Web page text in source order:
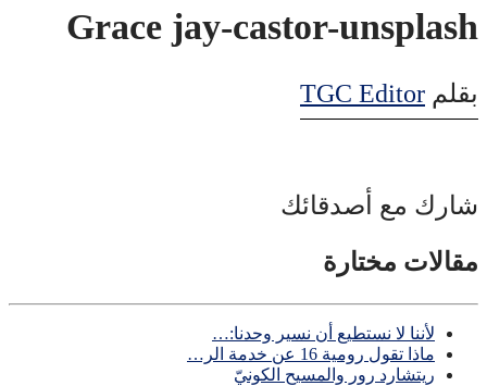
Grace jay-castor-unsplash
بقلم TGC Editor
شارك مع أصدقائك
مقالات مختارة
لأننا لا نستطيع أن نسير وحدنا:…
ماذا تقول رومية 16 عن خدمة الر…
ريتشارد رور والمسيح الكونيّ